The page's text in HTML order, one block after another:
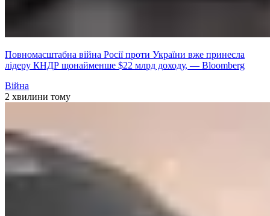
Повномасштабна війна Росії проти України вже принесла
лідеру КНДР щонайменше $22 млрд доходу, — Bloomberg
Війна
2 хвилини тому